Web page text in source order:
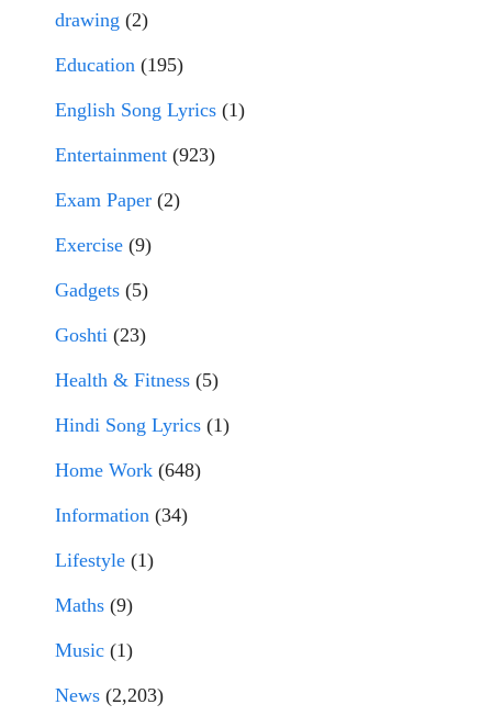
drawing (2)
Education (195)
English Song Lyrics (1)
Entertainment (923)
Exam Paper (2)
Exercise (9)
Gadgets (5)
Goshti (23)
Health & Fitness (5)
Hindi Song Lyrics (1)
Home Work (648)
Information (34)
Lifestyle (1)
Maths (9)
Music (1)
News (2,203)